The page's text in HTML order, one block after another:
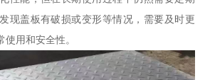
现盖板有破损或变形等情况，需要及时更
用和安全性。